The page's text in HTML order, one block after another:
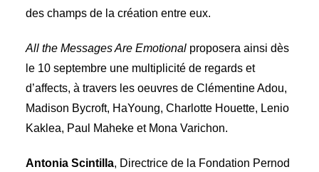
des champs de la création entre eux.
All the Messages Are Emotional proposera ainsi dès
le 10 septembre une multiplicité de regards et
d’affects, à travers les oeuvres de Clémentine Adou,
Madison Bycroft, HaYoung, Charlotte Houette, Lenio
Kaklea, Paul Maheke et Mona Varichon.
Antonia Scintilla, Directrice de la Fondation Pernod